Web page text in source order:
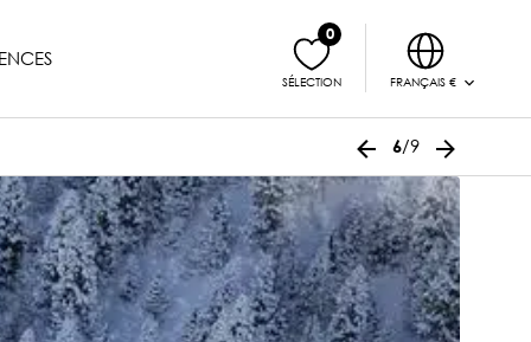
SÉLECTION
0
FRANÇAIS €
6/9